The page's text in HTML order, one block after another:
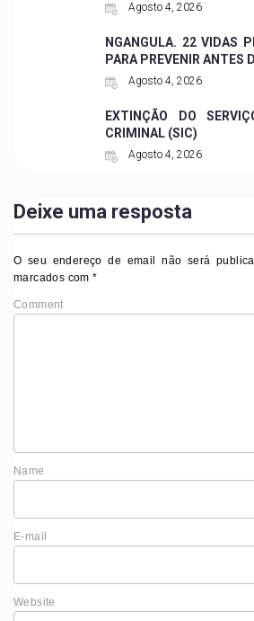
Agosto 4, 2026
NGANGULA. 22 VIDAS
PARA PREVENIR ANTES
Agosto 4, 2026
EXTINÇÃO DO
CRIMINAL (SIC)
Agosto 4, 2026
Deixe uma resposta
O seu endereço de email não será
marcados com*
Comment
E-
Website